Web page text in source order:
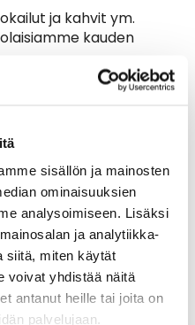
sisällön ja mainosten
ominaisuuksien
analysoimiseen. Lisäksi
ja analytiikka-
siitä, miten käytät
voivat yhdistää näitä
antanut heille tai joita on
palvelujaan.
ja kahvit ym.
kauden